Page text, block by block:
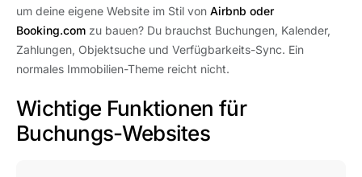
um deine eigene Website im Stil von Airbnb oder
Booking.com zu bauen? Du brauchst Buchungen, Kalender,
Zahlungen, Objektsuche und Verfügbarkeits-Sync. Ein
normales Immobilien-Theme reicht nicht.
Wichtige Funktionen für
Buchungs-Websites